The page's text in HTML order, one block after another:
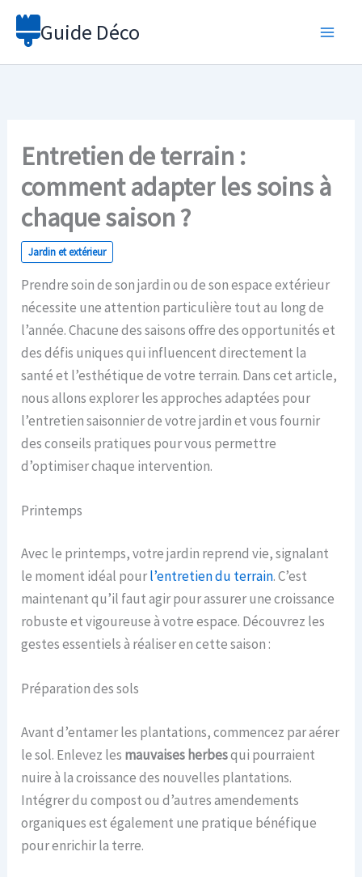
Aller
Guide Déco
Entretien de terrain :
comment adapter les soins à
chaque saison ?
Jardin et extérieur
Prendre soin de son jardin ou de son espace extérieur
nécessite une attention particulière tout au long de
l’année. Chacune des saisons offre des opportunités et
des défis uniques qui influencent directement la
santé et l’esthétique de votre terrain. Dans cet article,
nous allons explorer les approches adaptées pour
l’entretien saisonnier de votre jardin et vous fournir
des conseils pratiques pour vous permettre
d’optimiser chaque intervention.
Printemps
Avec le printemps, votre jardin reprend vie, signalant
le moment idéal pourl’entretien du terrain. C’est
maintenant qu’il faut agir pour assurer une croissance
robuste et vigoureuse à votre espace. Découvrez les
gestes essentiels à réaliser en cette saison :
Préparation des sols
Avant d’entamer les plantations, commencez par aérer
le sol. Enlevez les mauvaises herbesqui pourraient
nuire à la croissance des nouvelles plantations.
Intégrer du compost ou d’autres amendements
organiques est également une pratique bénéfique
pour enrichir la terre.